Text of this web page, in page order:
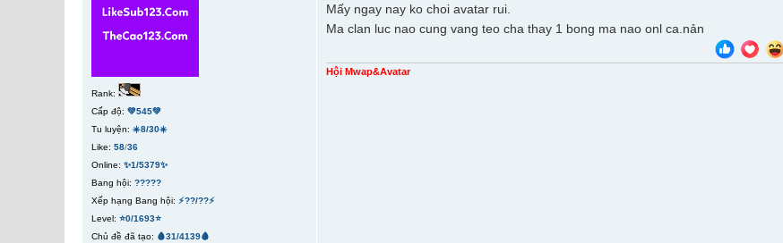
Mấy ngay nay ko choi avatar rui.
Ma clan luc nao cung vang teo cha thay 1 bong ma nao onl ca.nản
Hội Mwap&Avatar
Rank:
Cấp độ: 💚545💚
Tu luyện: ☀️8/30☀️
Like: 58/36
Online: ✨1/5379✨
Bang hội: ?????
Xếp hạng Bang hội: ⚡??/??⚡
Level: ⭐0/1693⭐
Chủ đề đã tạo: 🩸31/4139🩸